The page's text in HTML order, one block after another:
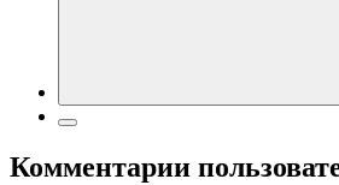
Комментарии